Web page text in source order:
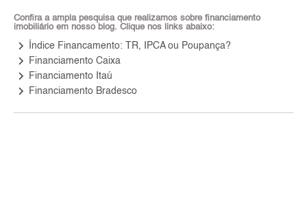
Confira a ampla pesquisa que realizamos sobre financiamento
imobiliário em nosso blog. Clique nos links abaixo:
keyboard_arrow_right Índice Financamento: TR, IPCA ou Poupança?
keyboard_arrow_right Financiamento Caixa
keyboard_arrow_right Financiamento Itaú
keyboard_arrow_right Financiamento Bradesco